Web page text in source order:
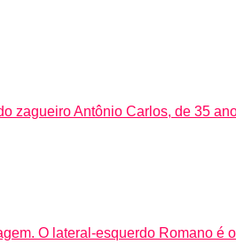
zagueiro Antônio Carlos, de 35
O lateral-esquerdo Romano é